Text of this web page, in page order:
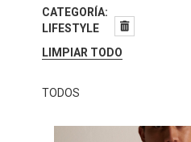
CATEGORÍA
LIFESTYLE
LIMPIAR TODO
TODOS